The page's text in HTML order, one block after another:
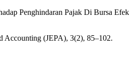
Penghindaran Pajak Di Bursa Efek
Accounting (JEPA), 3(2), 85–102.